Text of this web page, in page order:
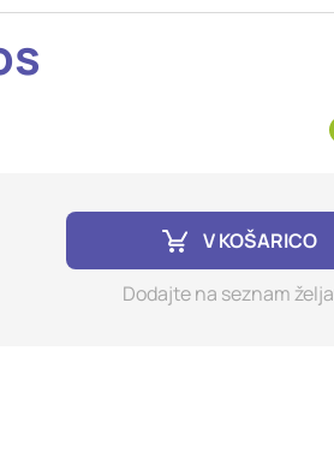
V KOŠARICO
Dodajte na seznam želja
in
so združeni in
mesto.
lahko uporabljajo za